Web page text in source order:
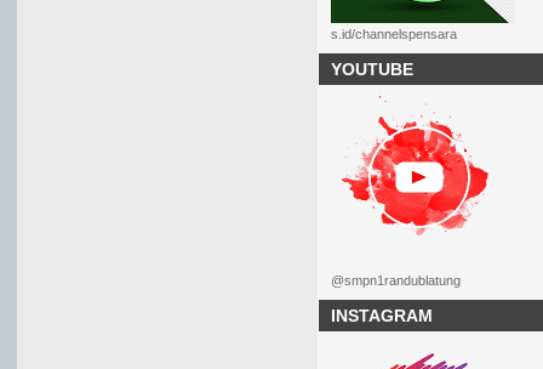
s.id/channelspensara
YOUTUBE
@smpn1randublatung
INSTAGRAM